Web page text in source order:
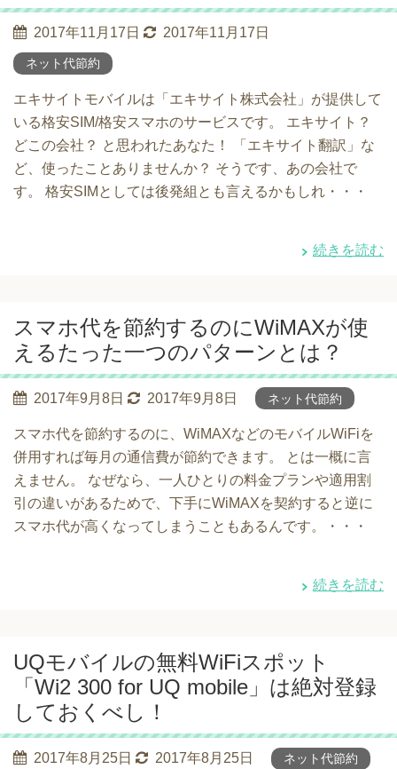
2017年11月17日 2017年11月17日
ネット代節約
エキサイトモバイルは「エキサイト株式会社」が提供して
いる格安SIM/格安スマホのサービスです。 エキサイト？
どこの会社？ と思われたあなた！ 「エキサイト翻訳」な
ど、使ったことありませんか？ そうです、あの会社で
す。 格安SIMとしては後発組とも言えるかもしれ・・・
続きを読む
スマホ代を節約するのにWiMAXが使
えるたった一つのパターンとは？
2017年9月8日 2017年9月8日 ネット代節約
スマホ代を節約するのに、WiMAXなどのモバイルWiFiを
併用すれば毎月の通信費が節約できます。 とは一概に言
えません。 なぜなら、一人ひとりの料金プランや適用割
引の違いがあるためで、下手にWiMAXを契約すると逆に
スマホ代が高くなってしまうこともあるんです。・・・
続きを読む
UQモバイルの無料WiFiスポット
「Wi2 300 for UQ mobile」は絶対登録
しておくべし！
2017年8月25日 2017年8月25日 ネット代節約